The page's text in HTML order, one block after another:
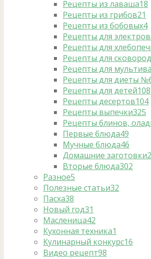
Рецепты из лаваша18
Рецепты из грибов21
Рецепты из бобовых4
Рецепты для
Рецепты для
Рецепты для
Рецепты для
Рецепты для диеты
Рецепты для детей108
Рецепты десертов104
Рецепты выпечки325
Рецепты блинов,
Первые блюда49
Мучные блюда46
Домашние заготовки
Вторые блюда302
Разное5
Полезные статьи32
Пасха38
Новый год31
Масленица42
Кухонная техника1
Кулинарный конкурс16
Видео рецепт98